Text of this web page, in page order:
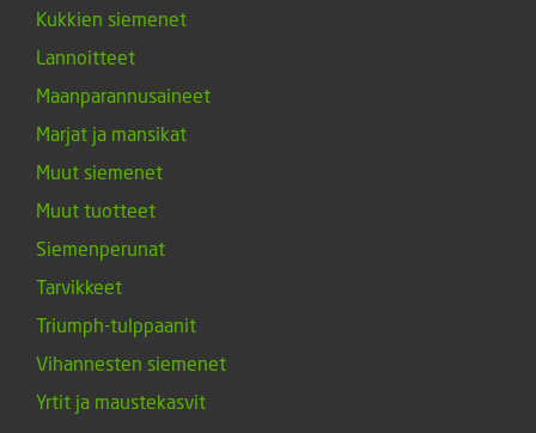
Kukkien siemenet
Lannoitteet
Maanparannusaineet
Marjat ja mansikat
Muut siemenet
Muut tuotteet
Siemenperunat
Tarvikkeet
Triumph-tulppaanit
Vihannesten siemenet
Yrtit ja maustekasvit